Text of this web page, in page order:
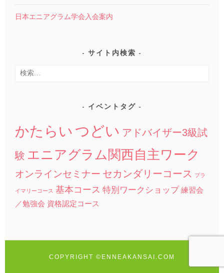
日本エニアグラム学会入会案内
サイト内検索
検
イベントタグ
かたらい つどい アドバイザー3級試
験 エニアグラム関西自主ワーク
オンラインセミナー セカンダリーコース プラ
イマリーコース 基本コース 特別ワークショップ 練習会
／勉強会 資格認定コース
COPYRIGHT ©ENNEAKANSAI.COM